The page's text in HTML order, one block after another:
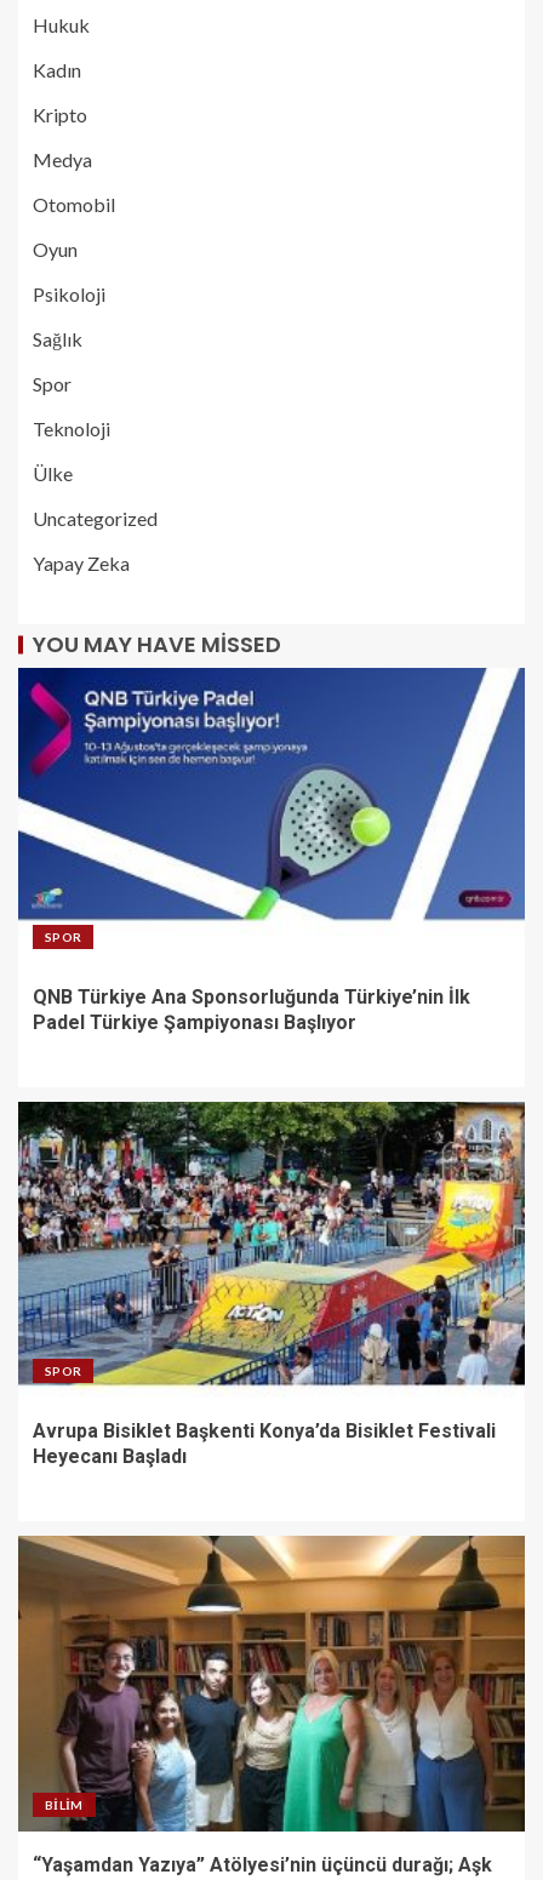
Hukuk
Kadın
Kripto
Medya
Otomobil
Oyun
Psikoloji
Sağlık
Spor
Teknoloji
Ülke
Uncategorized
Yapay Zeka
YOU MAY HAVE MISSED
SPOR
QNB Türkiye Ana Sponsorluğunda Türkiye’nin İlk
Padel Türkiye Şampiyonası Başlıyor
SPOR
Avrupa Bisiklet Başkenti Konya’da Bisiklet Festivali
Heyecanı Başladı
BILIM
“Yaşamdan Yazıya” Atölyesi’nin üçüncü durağı; Aşk